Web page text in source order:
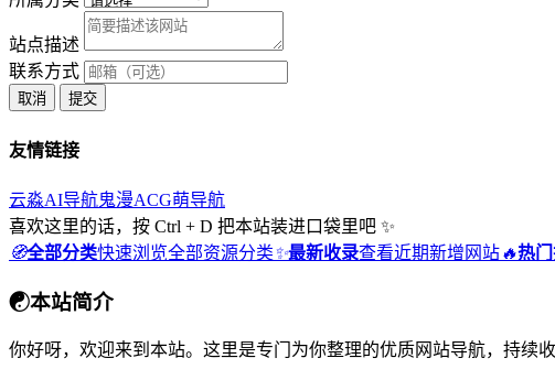
站点描述
联系方式
取消 提交
友情链接
云淼AI导航鬼漫ACG萌导航
喜欢这里的话，按 Ctrl + D 把本站装进口袋里吧 ✨
🧭全部分类快速浏览全部资源分类✨最新收录查看近期新增网站🔥热
☯本站简介
你好呀，欢迎来到本站。这里是专门为你整理的优质网站导航，持续